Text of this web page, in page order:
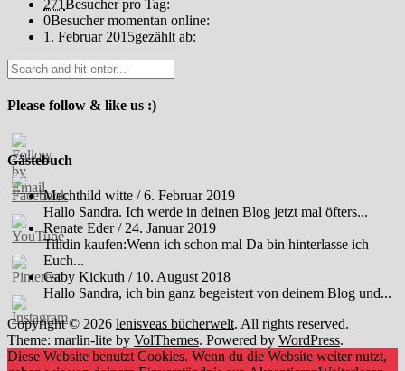
271Besucher pro Tag:
0Besucher momentan online:
1. Februar 2015gezählt ab:
Please follow & like us :)
Gästebuch
Mechthild witte /6. Februar 2019
Hallo Sandra. Ich werde in deinen Blog jetzt mal öfters...
Renate Eder/ 24. Januar 2019
Tilidin kaufen:Wenn ich schon mal Da bin hinterlasse ich
Euch...
Gaby Kickuth / 10. August 2018
Hallo Sandra, ich bin ganz begeistert von deinem Blog und...
Copyright © 2026 lenisveas bücherwelt. All rights reserved.
Theme: marlin-lite by VolThemes. Powered by WordPress.
Diese Website benutzt Cookies. Wenn du die Website weiter nutzt,